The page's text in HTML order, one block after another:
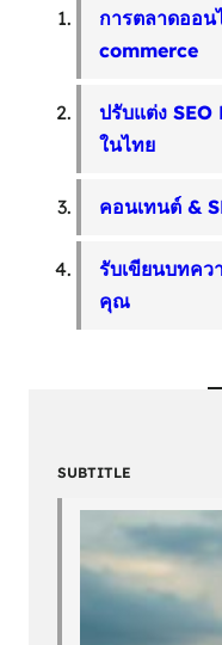
การตลาดออ
commerce
ปรับแต่ง
ในไทย
คอนเทนต์ &
รับเขียนบทคว
คุณ
SUBTITLE